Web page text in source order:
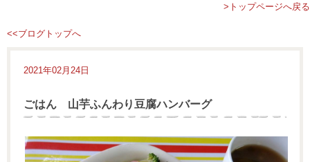
>トップページへ戻る
<<ブログトップへ
2021年02月24日
ごはん 山芋ふんわり豆腐ハンバーグ